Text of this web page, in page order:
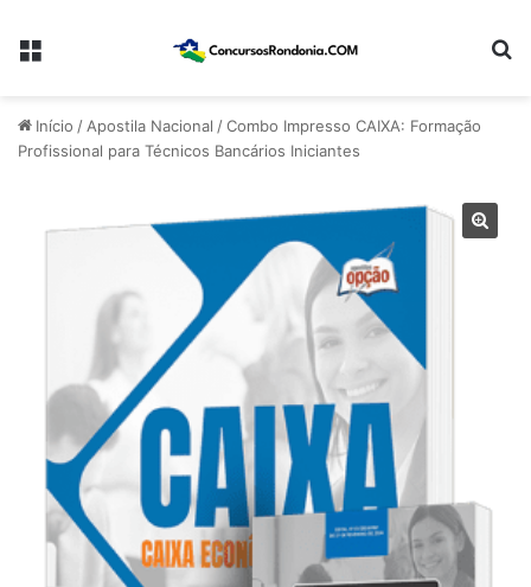
Menu
Início /Apostila Nacional /Combo Impresso CAIXA: Formação
Profissional para Técnicos Bancários Iniciantes